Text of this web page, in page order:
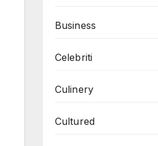
Business
Celebriti
Culinery
Cultured